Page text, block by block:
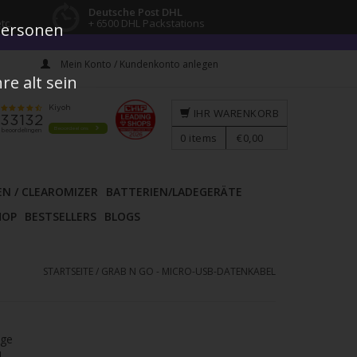
Deutsche Post DHL
+ 6500 DHL Packstations
Mein Konto / Kundenkonto anlegen
/ CLEAROMIZER
BATTERIEN/LADEGERÄTE
BESTSELLERS BLOGS
IHR WARENKORB
0 items €0,00
STARTSEITE / GRAB N GO - MICRO-USB-DATENKABEL
alt sein